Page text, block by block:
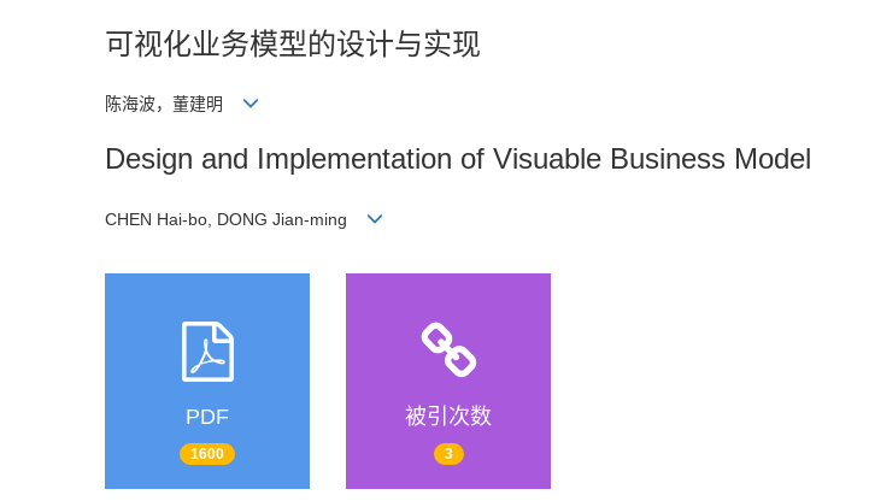
可视化业务模型的设计与实现
陈海波，董建明
Design and Implementation of Visuable Business Model
CHEN Hai-bo, DONG Jian-ming
PDF
1600
被引次数
3